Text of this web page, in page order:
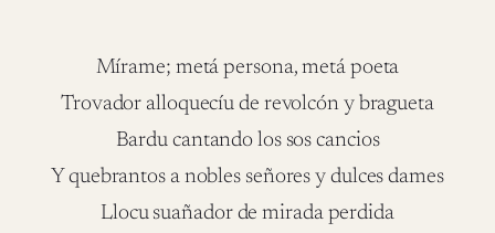
Mírame; metá persona, metá poeta
Trovador alloquecíu de revolcón y bragueta
Bardu cantando los sos cancios
Y quebrantos a nobles señores y dulces dames
Llocu suañador de mirada perdida